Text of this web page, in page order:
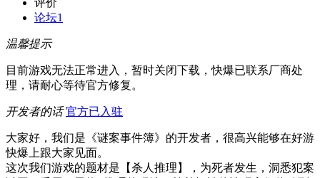
评价
论坛1
温馨提示
目前游戏无法正常进入，暂时关闭下载，快爆已联系厂商处
理，请耐心等待官方修复。
开发者的话 官方已入驻
大家好，我们是《谜案事件簿》的开发者，很高兴能够在好游
快爆上跟大家见面。
这次我们游戏的题材是【杀人推理】，为死者发生，洞悉犯案